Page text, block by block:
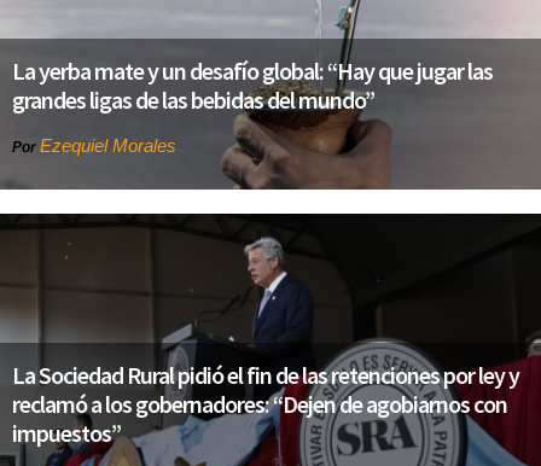
La yerba mate y un desafío global: “Hay que jugar las
grandes ligas de las bebidas del mundo”
Por Ezequiel Morales
La Sociedad Rural pidió el fin de las retenciones por ley y
reclamó a los gobernadores: “Dejen de agobiarnos con
impuestos”